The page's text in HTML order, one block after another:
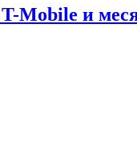
Mobile и